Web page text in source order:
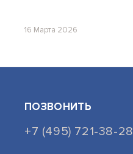
16 Марта 2026
ПОЗВОНИТЬ
+7 (495) 721-38-28